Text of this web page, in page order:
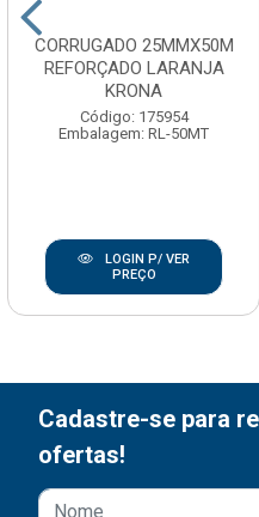
CORRUGADO 25MMX50M
REFORÇADO LARANJA
KRONA
Código: 175954
Embalagem: RL-50MT
LOGIN P/ VER
PREÇO
Cadastre-se para
ofertas!